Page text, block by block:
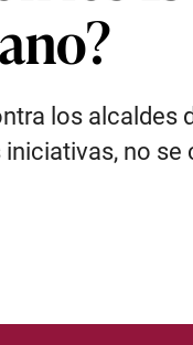
los alcaldes
no